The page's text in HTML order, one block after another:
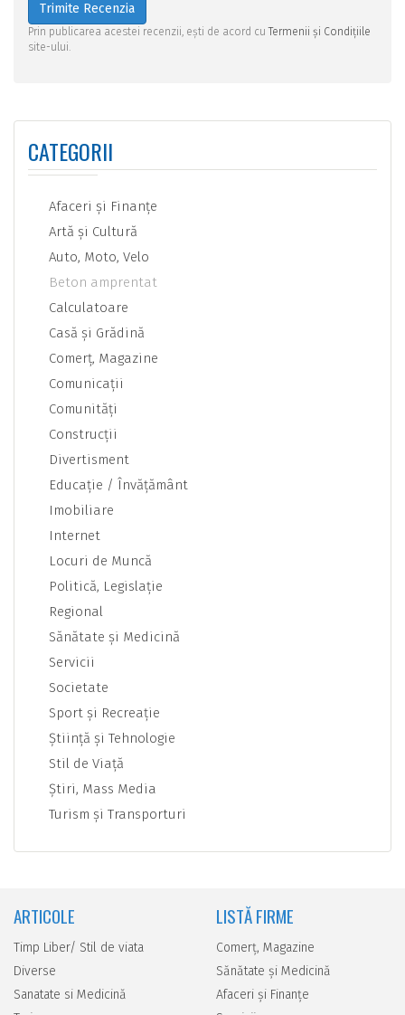
Trimite Recenzia
Prin publicarea acestei recenzii, ești de acord cuTermenii și Condițiile
site-ului.
CATEGORII
Afaceri şi Finanţe
Artă şi Cultură
Auto, Moto, Velo
Beton amprentat
Calculatoare
Casă şi Grădină
Comerţ, Magazine
Comunicaţii
Comunităţi
Construcţii
Divertisment
Educaţie / Învăţământ
Imobiliare
Internet
Locuri de Muncă
Politică, Legislaţie
Regional
Sănătate şi Medicină
Servicii
Societate
Sport şi Recreaţie
Ştiinţă şi Tehnologie
Stil de Viaţă
Ştiri, Mass Media
Turism şi Transporturi
ARTICOLE
Timp Liber/ Stil de viata
Diverse
Sanatate si Medicină
LISTĂ FIRME
Comerţ, Magazine
Sănătate şi Medicină
Afaceri şi Finanţe